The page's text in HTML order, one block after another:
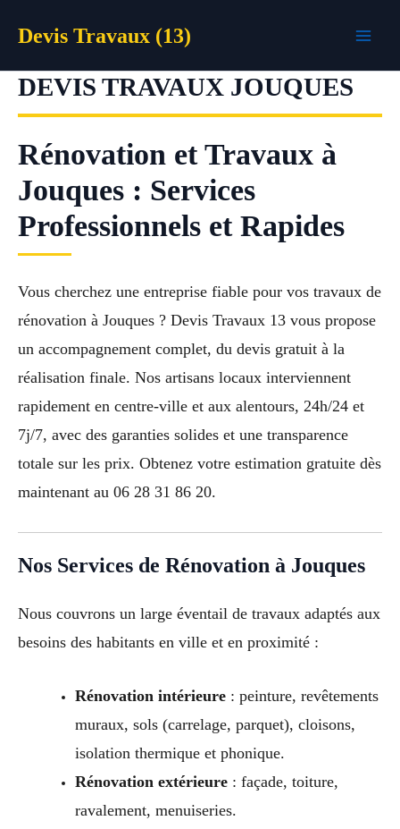
Devis Travaux (13)
DEVIS TRAVAUX JOUQUES
Rénovation et Travaux à
Jouques : Services
Professionnels et Rapides
Vous cherchez une entreprise fiable pour vos travaux de
rénovation à Jouques ? Devis Travaux 13 vous propose
un accompagnement complet, du devis gratuit à la
réalisation finale. Nos artisans locaux interviennent
rapidement en centre-ville et aux alentours, 24h/24 et
7j/7, avec des garanties solides et une transparence
totale sur les prix. Obtenez votre estimation gratuite dès
maintenant au 06 28 31 86 20.
Nos Services de Rénovation à Jouques
Nous couvrons un large éventail de travaux adaptés aux
besoins des habitants en ville et en proximité :
Rénovation intérieure: peinture, revêtements
muraux, sols (carrelage, parquet), cloisons,
isolation thermique et phonique.
Rénovation extérieure: façade, toiture,
ravalement, menuiseries.